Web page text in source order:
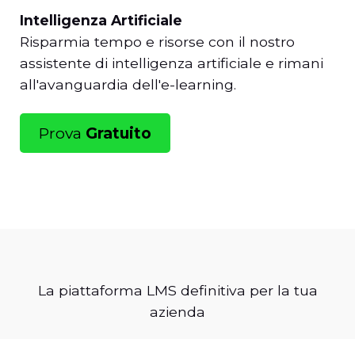
Intelligenza Artificiale
Risparmia tempo e risorse con il nostro
assistente di intelligenza artificiale e rimani
all'avanguardia dell'e-learning.
Prova Gratuito
La piattaforma LMS definitiva per la tua
azienda